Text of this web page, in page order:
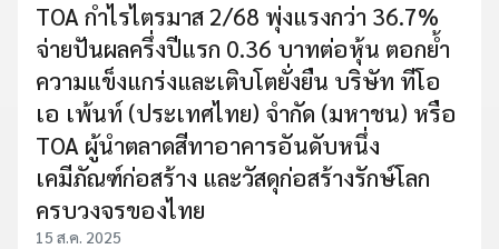
TOA กำไรไตรมาส 2/68 พุ่งแรงกว่า 36.7%
จ่ายปันผลครึ่งปีแรก 0.36 บาทต่อหุ้น ตอกย้ำ
ความแข็งแกร่งและเติบโตยั่งยืน บริษัท ทีโอ
เอ เพ้นท์ (ประเทศไทย) จำกัด (มหาชน) หรือ
TOA ผู้นำตลาดสีทาอาคารอันดับหนึ่ง
เคมีภัณฑ์ก่อสร้าง และวัสดุก่อสร้างรักษ์โลก
ครบวงจรของไทย
15 ส.ค. 2025